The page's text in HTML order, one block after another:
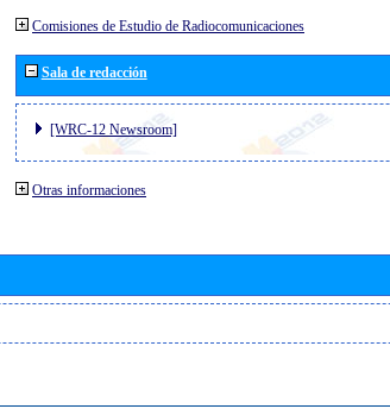
Comisiones de Estudio de Radiocomunicaciones
Sala de redacción
[WRC-12 Newsroom]
Otras informaciones